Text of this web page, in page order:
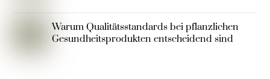
Warum Qualitätsstandards bei pflanzlichen
Gesundheitsprodukten entscheidend sind